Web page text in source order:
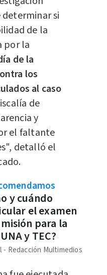
si
de la
por la
de la
los
al caso
de
y
el faltante
detalló el
y cuándo
el examen
para la
y TEC?
Redacción Multimedios